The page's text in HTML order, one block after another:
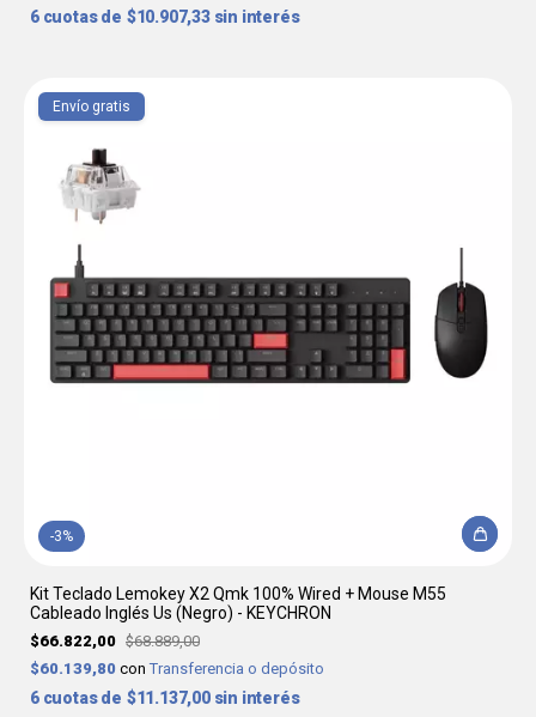
6 $10.907,33 sin interés
-3%
Envío gratis
Kit Teclado Lemokey X2 Qmk 100% Wired + Mouse M55
Cableado Inglés Us (Negro) - KEYCHRON
$66.822,00 $68.889,00
$60.139,80 con Transferencia o depósito
6 $11.137,00 sin interés